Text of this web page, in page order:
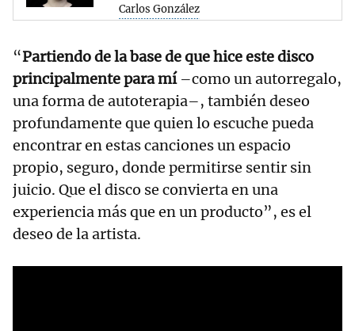
Carlos González
“Partiendo de la base de que hice este disco
principalmente para mí–como un autorregalo,
una forma de autoterapia–, también deseo
profundamente que quien lo escuche pueda
encontrar en estas canciones un espacio
propio, seguro, donde permitirse sentir sin
juicio. Que el disco se convierta en una
experiencia más que en un producto”, es el
deseo de la artista.